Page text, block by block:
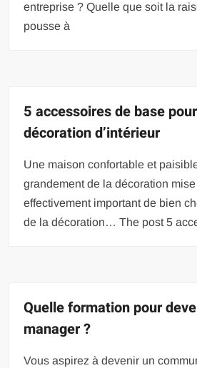
entreprise ? Quelle que soit la
pousse à
5 accessoires de base
décoration d’intérieur
Une maison confortable et
grandement de la décoration
effectivement important de bien
de la décoration… The post 5
Quelle formation pour
manager ?
Vous aspirez à devenir un